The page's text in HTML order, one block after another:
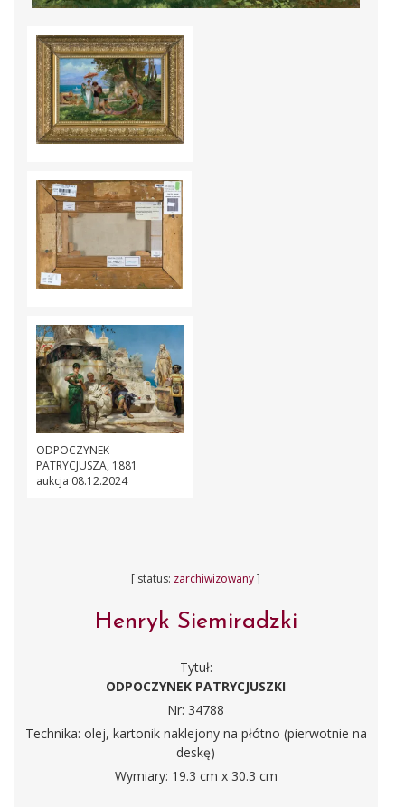
ODPOCZYNEK
PATRYCJUSZA, 1881
aukcja 08.12.2024
[ status: zarchiwizowany]
Henryk Siemiradzki
Tytuł:
ODPOCZYNEK PATRYCJUSZKI
Nr: 34788
Technika: olej, kartonik naklejony na płótno (pierwotnie na
deskę)
Wymiary: 19.3 cm x 30.3 cm